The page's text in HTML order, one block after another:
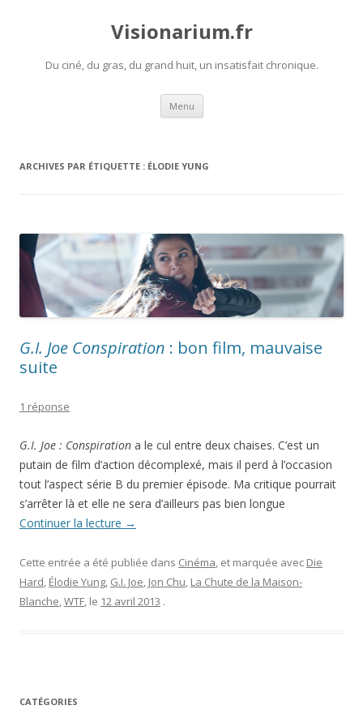
Visionarium.fr
Du ciné, du gras, du grand huit, un insatisfait chronique.
Menu Aller
contenu
ARCHIVES PAR ÉTIQUETTE : ÉLODIE YUNG
G.I. Joe Conspiration : bon film, mauvaise
suite
1 réponse
G.I. Joe : Conspiration a le cul entre deux chaises. C’est un
putain de film d’action décomplexé, mais il perd à l’occasion
tout l’aspect série B du premier épisode. Ma critique pourrait
s’arrêter là et elle ne sera d’ailleurs pas bien longue
Continuer la lecture →
Cette entrée a été publiée dans Cinéma, et marquée avec Die
Hard, Élodie Yung, G.I. Joe, Jon Chu, La Chute de la Maison-
Blanche,WTF, le 12 avril 2013 .
CATÉGORIES